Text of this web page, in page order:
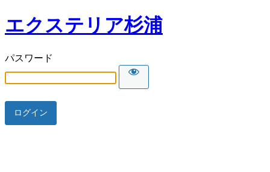
エクステリア杉浦
パスワード